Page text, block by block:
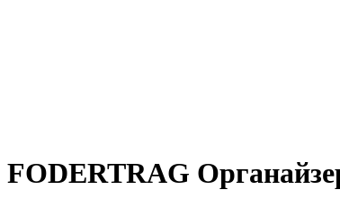
FODERTRAG